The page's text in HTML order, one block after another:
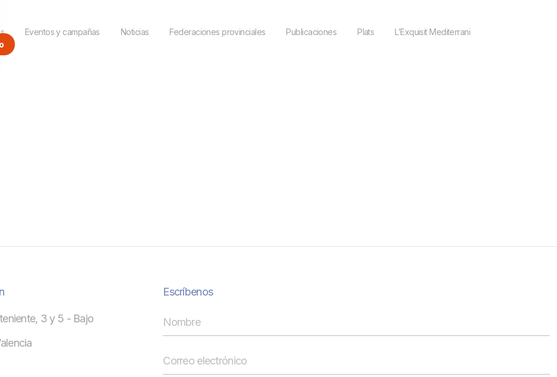
Eventos y campañas Noticias Federaciones provinciales Publicaciones Plats
L’Exquisit Mediterrani
3 y 5 - Bajo
Escríbenos